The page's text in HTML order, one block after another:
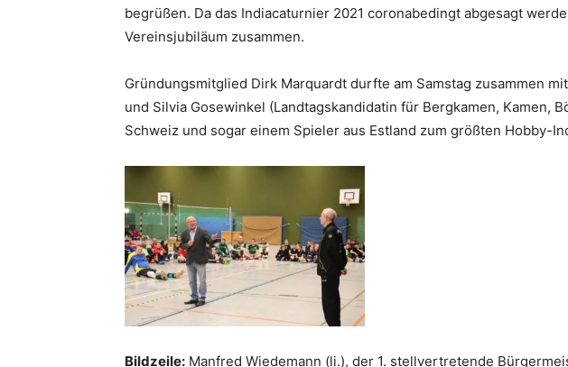
begrüßen. Da das Indiacaturnier 2021 coronabedingt abgesagt
Vereinsjubiläum zusammen.
Gründungsmitglied Dirk Marquardt durfte am Samstag zusammen
und Silvia Gosewinkel (Landtagskandidatin für Bergkamen, Kamen,
Schweiz und sogar einem Spieler aus Estland zum größten Hobby-
Bildzeile: Manfred Wiedemann (li.), der 1. stellvertretende